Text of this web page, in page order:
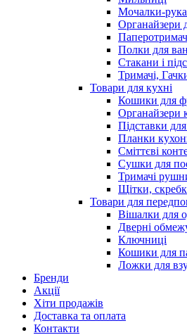
Мочалки-
Органайзери
Полки для
Стакани і
Тримачі,
Товари для кухні
Кошики для
Органайзери
Підставки
Планки
Сміттєві
Сушки для
Тримачі
Щітки,
Товари для
Вішалки для
Дверні
Ключниці
Кошики для
Ложки для
Бренди
Акції
Хіти продажів
Доставка та оплата
Контакти